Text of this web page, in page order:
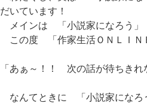
だいています！
メインは 「小説家になろう」
この度 「作家生活ＯＮＬＩＮ
「あぁ～！！ 次の話が待ちき
なんてときに 「小説家になろ